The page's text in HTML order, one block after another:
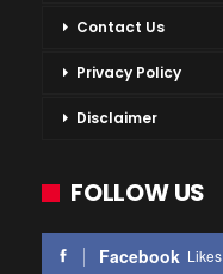
Contact Us
Privacy Policy
Disclaimer
FOLLOW US
Facebook Likes